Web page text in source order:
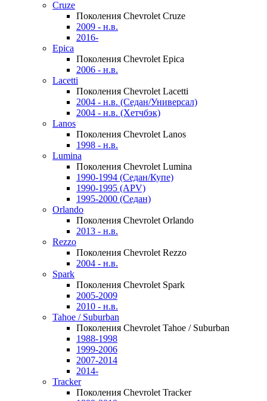
Cruze
Поколения Chevrolet Cruze
2009 - н.в.
2016-
Epica
Поколения Chevrolet Epica
2006 - н.в.
Lacetti
Поколения Chevrolet Lacetti
2004 - н.в. (Седан/Универсал)
2004 - н.в. (Хетчбэк)
Lanos
Поколения Chevrolet Lanos
1998 - н.в.
Lumina
Поколения Chevrolet Lumina
1990-1994 (Седан/Купе)
1990-1995 (APV)
1995-2000 (Седан)
Orlando
Поколения Chevrolet Orlando
2013 - н.в.
Rezzo
Поколения Chevrolet Rezzo
2004 - н.в.
Spark
Поколения Chevrolet Spark
2005-2009
2010 - н.в.
Tahoe / Suburban
Поколения Chevrolet Tahoe / Suburban
1988-1998
1999-2006
2007-2014
2014-
Tracker
Поколения Chevrolet Tracker